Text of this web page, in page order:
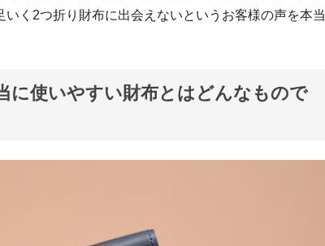
く2つ折り財布に出会えないというお客様の声を本当
に使いやすい財布とはどんなもので